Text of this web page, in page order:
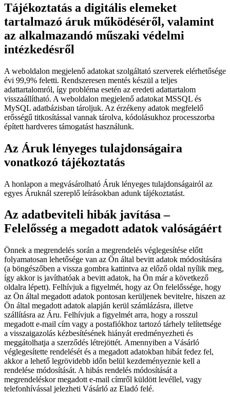
Tájékoztatás a digitális elemeket
tartalmazó áruk működéséről, valamint
az alkalmazandó műszaki védelmi
intézkedésről
A weboldalon megjelenő adatokat szolgáltató szerverek elérhetősége
évi 99,9% feletti. Rendszeresen mentés készül a teljes
adattartalomról, így probléma esetén az eredeti adattartalom
visszaállítható. A weboldalon megjelenő adatokat MSSQL és
MySQL adatbázisban tároljuk. Az érzékeny adatok megfelelő
erősségű titkosítással vannak tárolva, kódolásukhoz processzorba
épített hardveres támogatást használunk.
Az Áruk lényeges tulajdonságaira
vonatkozó tájékoztatás
A honlapon a megvásárolható Áruk lényeges tulajdonságairól az
egyes Áruknál szereplő leírásokban adunk tájékoztatást.
Az adatbeviteli hibák javítása –
Felelősség a megadott adatok valóságáért
Önnek a megrendelés során a megrendelés véglegesítése előtt
folyamatosan lehetősége van az Ön által bevitt adatok módosítására
(a böngészőben a vissza gombra kattintva az előző oldal nyílik meg,
így akkor is javíthatóak a bevitt adatok, ha Ön már a következő
oldalra lépett). Felhívjuk a figyelmét, hogy az Ön felelőssége, hogy
az Ön által megadott adatok pontosan kerüljenek bevitelre, hiszen az
Ön által megadott adatok alapján kerül számlázásra, illetve
szállításra az Áru. Felhívjuk a figyelmét arra, hogy a rosszul
megadott e-mail cím vagy a postafiókhoz tartozó tárhely telítettsége
a visszaigazolás kézbesítésének hiányát eredményezheti és
meggátolhatja a szerződés létrejöttét. Amennyiben a Vásárló
véglegesítette rendelését és a megadott adatokban hibát fedez fel,
akkor a lehető legrövidebb időn belül kezdeményeznie kell a
rendelése módosítását. A hibás rendelés módosítását a
megrendeléskor megadott e-mail címről küldött levéllel, vagy
telefonhívással jelezheti Vásárló az Eladó felé.